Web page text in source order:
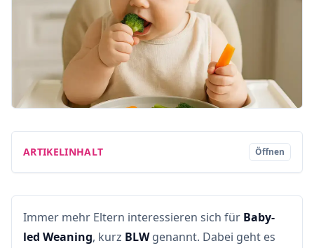
ARTIKELINHALT Öffnen
Immer mehr Eltern interessieren sich für Baby-
led Weaning, kurz BLWgenannt. Dabei geht es